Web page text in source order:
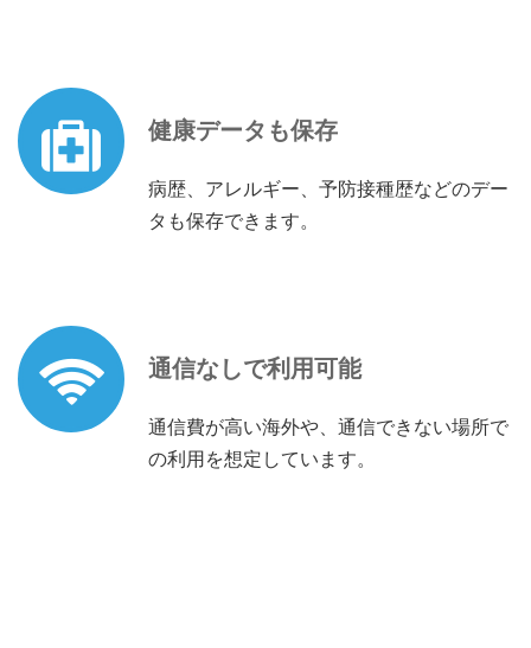
健康データも保存
病歴、アレルギー、予防接種歴などのデー
タも保存できます。
通信なしで利用可能
通信費が高い海外や、通信できない場所で
の利用を想定しています。